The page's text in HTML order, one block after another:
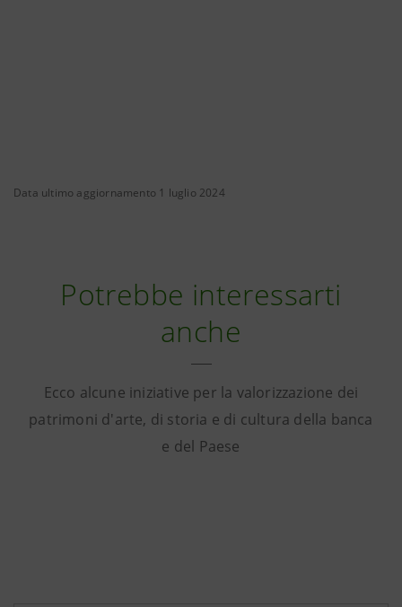
Data ultimo aggiornamento 1 luglio 2024
Potrebbe interessarti
anche
Ecco alcune iniziative per la valorizzazione dei
patrimoni d'arte, di storia e di cultura della banca
e del Paese